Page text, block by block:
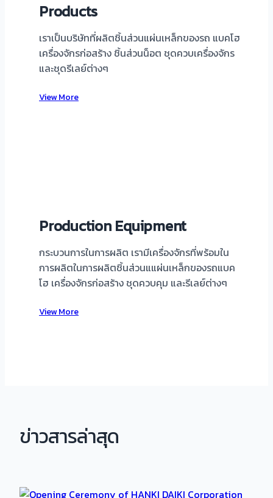
Products
เราเป็นบริษัทที่ผลิตชิ้นส่วนแผ่นเหล็กของรถ แบคโฮ
เครื่องจักรก่อสร้าง ชิ้นส่วนน็อต ชุดควบเครื่องจักร
และชุดรีเลย์ต่างๆ
View More
Production Equipment
กระบวนการในการผลิต เรามีเครื่องจักรที่พร้อมใน
การผลิตในการผลิตชิ้นส่วนแแผ่นเหล็กของรถแบค
โฮ เครื่องจักรก่อสร้าง ชุดควบคุม และรีเลย์ต่างๆ
View More
ข่าวสารล่าสุด